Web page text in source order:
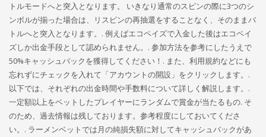
トルモードへと突入となります。 いきなり通常のスピンの際に3つのシ
ンボルが揃った場合は、リスピンの再抽選をすることなく、そのままバ
トルへと突入となります。. 例えばエコペイズで入金した後はエコペイ
ズしか出金手段として認められません。. 参加方法を参考にしたうえで
50%キャッシュバックを獲得してください！. また、利用規約などにも
忘れずにチェックを入れて「アカウントの開設」をクリックします。.
以下では、それぞれの出金時間や手数料について詳しく解説します。.
一定額以上をベットしたプレイヤーにランダムで賞金が当たるもの. そ
のため、過去情報は残しております。参考程度にしておいてくださ
い。. ラーメンベットでは月の純損失額に対してキャッシュバックがあ